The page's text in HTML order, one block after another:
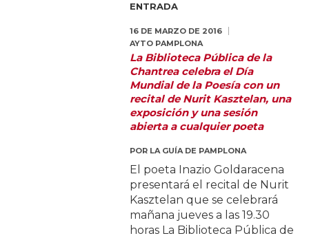
ENTRADA
16 DE MARZO DE 2016
AYTO PAMPLONA
La Biblioteca Pública de la
Chantrea celebra el Día
Mundial de la Poesía con un
recital de Nurit Kasztelan, una
exposición y una sesión
abierta a cualquier poeta
POR LA GUÍA DE PAMPLONA
El poeta Inazio Goldaracena
presentará el recital de Nurit
Kasztelan que se celebrará
mañana jueves a las 19.30
horas La Biblioteca Pública de